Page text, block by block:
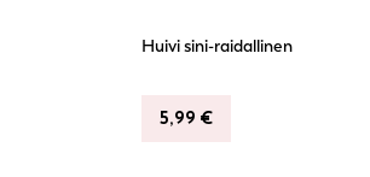
Huivi sini-raidallinen
5,99 €